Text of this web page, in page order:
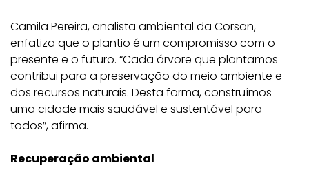
Camila Pereira, analista ambiental da Corsan,
enfatiza que o plantio é um compromisso com o
presente e o futuro. “Cada árvore que plantamos
contribui para a preservação do meio ambiente e
dos recursos naturais. Desta forma, construímos
uma cidade mais saudável e sustentável para
todos”, afirma.
Recuperação ambiental